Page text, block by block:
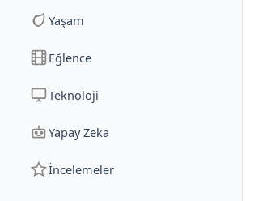
Yaşam
Eğlence
Teknoloji
Yapay Zeka
İncelemeler